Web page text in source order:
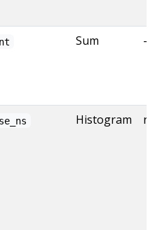
Sum -
Histogram